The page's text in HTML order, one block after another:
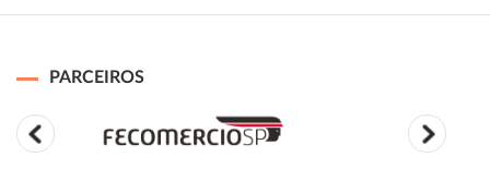
PARCEIROS